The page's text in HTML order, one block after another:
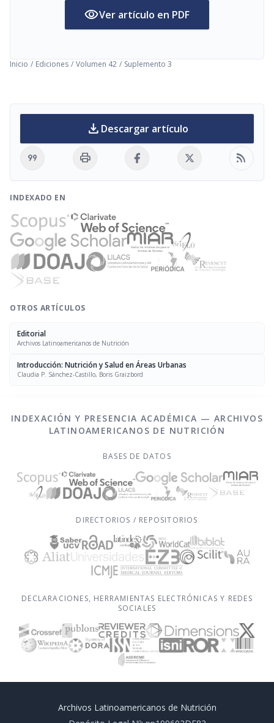
visibilityVer artículo en PDF
Inicio / Ediciones / Volumen 42 / Suplemento 3
download Descargar artículo
format_quote print rss_feed
INDEXADO EN
OTROS ARTÍCULOS
Editorial
Archivos Latinoamericanos de Nutrición
Introducción: Nutrición y Salud en Áreas Urbanas
Claudia P. Sánchez-Castillo, Boris Graizbord
INDEXACIÓN Y PRESENCIA ACADÉMICA — ARCHIVOS
LATINOAMERICANOS DE NUTRICIÓN
BASES DE DATOS
DIRECTORIOS / REPOSITORIOS
DECLARACIONES, HERRAMIENTAS ELECTRÓNICAS Y REDES
SOCIALES
Archivos Latinoamericanos de Nutrición